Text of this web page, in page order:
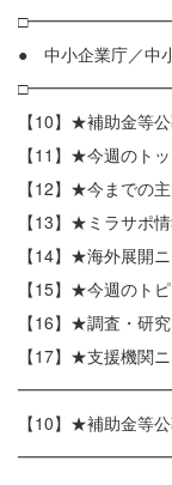
● 中小企業庁／中
【10】★補助金等
【11】★今週のト
【12】★今までの
【13】★ミラサポ
【14】★海外展開
【15】★今週のト
【16】★調査・研
【17】★支援機関
【10】★補助金等